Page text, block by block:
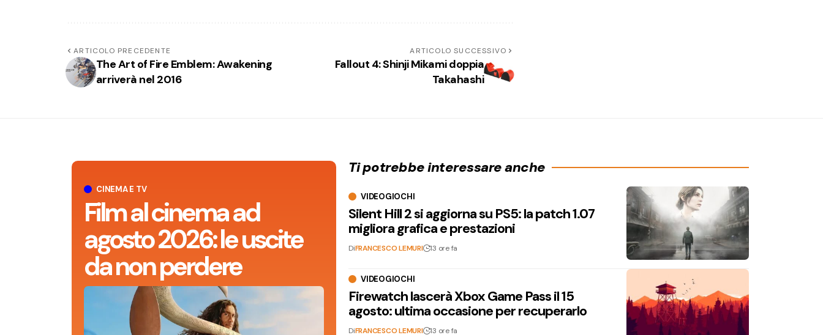
ARTICOLO PRECEDENTE
The Art of Fire Emblem: Awakening
arriverà nel 2016
ARTICOLO SUCCESSIVO
Fallout 4: Shinji Mikami doppia
Takahashi
CINEMA E TV
Film al cinema ad
agosto 2026: le uscite
da non perdere
Ti potrebbe interessare anche
VIDEOGIOCHI
Silent Hill 2 si aggiorna su PS5: la patch 1.07
migliora grafica e prestazioni
DiFRANCESCO LEMURI 13 ore fa
VIDEOGIOCHI
Firewatch lascerà Xbox Game Pass il 15
agosto: ultima occasione per recuperarlo
DiFRANCESCO LEMURI 13 ore fa